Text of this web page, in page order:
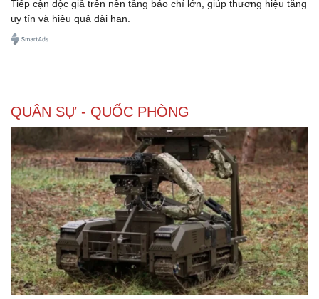
Doanh nhân
Vì cộng đồng
Trải nghiệm
Chuyển đổi số
Tiếp cận độc giả trên nền tảng báo chí lớn, giúp thương hiệu tăng
uy tín và hiệu quả dài hạn.
QUÂN SỰ - QUỐC PHÒNG